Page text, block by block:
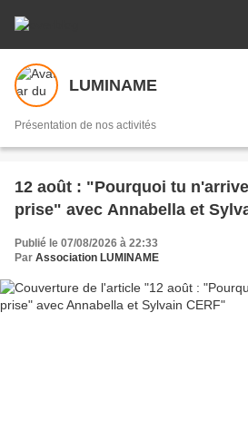
LUMINAME
Présentation de nos activités
12 août : "Pourquoi tu
prise" avec Annabella et
Publié le 07/08/2026 à 22:33
Par Association LUMINAME